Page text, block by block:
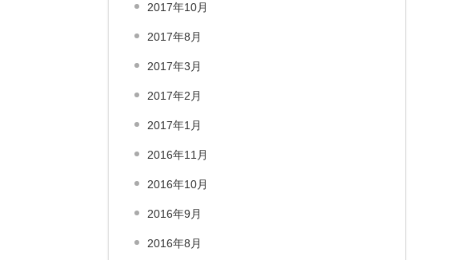
2017年10月
2017年8月
2017年3月
2017年2月
2017年1月
2016年11月
2016年10月
2016年9月
2016年8月